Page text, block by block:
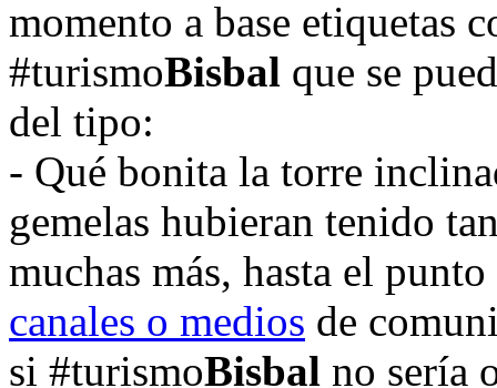
momento a base etiquetas
#turismoBisbal que se
del tipo:
- Qué bonita la torre
gemelas hubieran tenido
muchas más, hasta el
canales o medios de
si #turismoBisbal no sería